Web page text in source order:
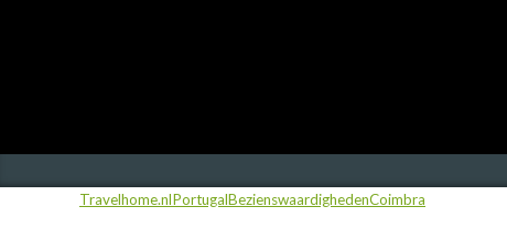
IJsland
Travelhome.nlPortugalBezienswaardighedenCoimbra